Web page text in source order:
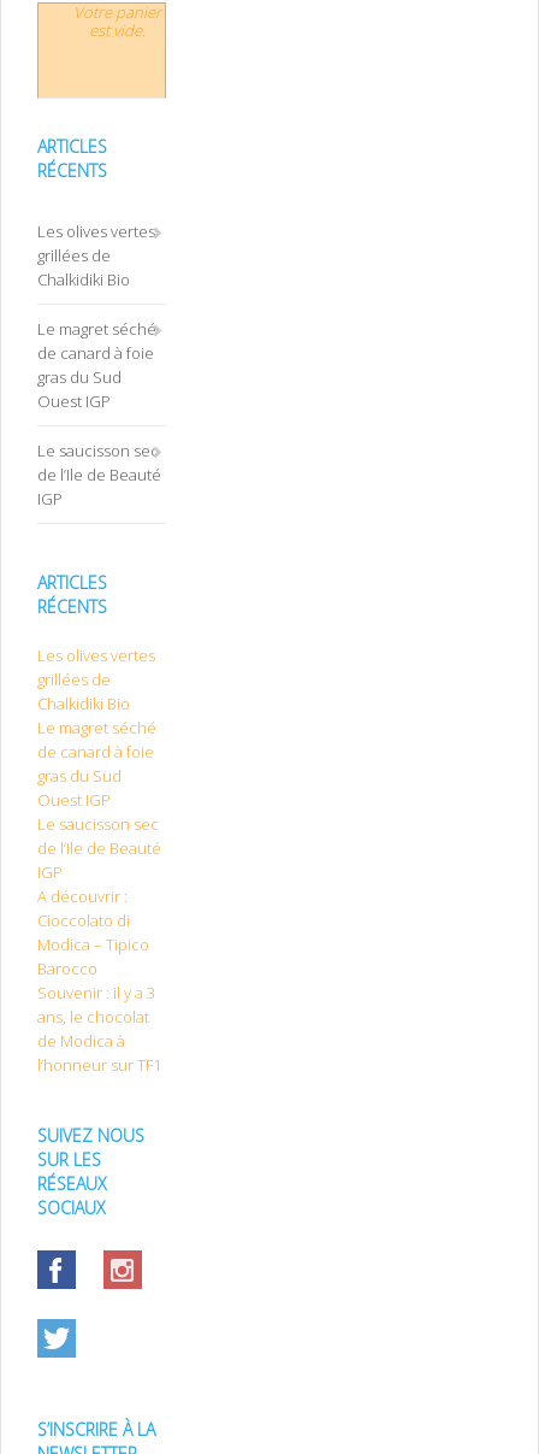
Votre panier
est vide.
ARTICLES
RÉCENTS
Les olives vertes
grillées de
Chalkidiki Bio
Le magret séché
de canard à foie
gras du Sud
Ouest IGP
Le saucisson sec
de l’Ile de Beauté
IGP
ARTICLES
RÉCENTS
Les olives vertes
grillées de
Chalkidiki Bio
Le magret séché
de canard à foie
gras du Sud
Ouest IGP
Le saucisson sec
de l’Ile de Beauté
IGP
A découvrir :
Cioccolato di
Modica – Tipico
Barocco
Souvenir : il y a 3
ans, le chocolat
de Modica à
l’honneur sur TF1
SUIVEZ NOUS
SUR LES
RÉSEAUX
SOCIAUX
S’INSCRIRE À LA